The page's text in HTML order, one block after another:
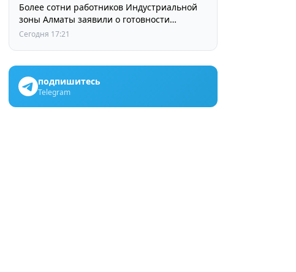
Более сотни работников Индустриальной
зоны Алматы заявили о готовности
принять участие в выборах членов
Сегодня 17:21
подпишитесь
Telegram